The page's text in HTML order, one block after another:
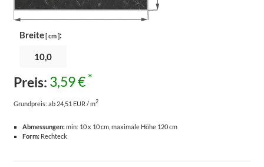
Breite[ cm ]:
Preis: 3,59 € *
Grundpreis: ab 24,51 EUR / m2
Abmessungen:min: 10 x 10 cm, maximale Höhe 120 cm
Form:Rechteck